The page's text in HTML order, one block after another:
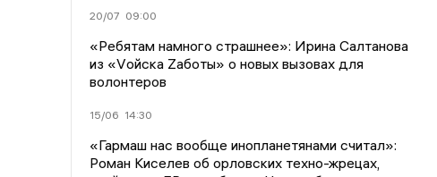
20/07 09:00
«Ребятам намного страшнее»: Ирина Салтанова
из «Vойска Zаботы» о новых вызовах для
волонтеров
15/06 14:30
«Гармаш нас вообще инопланетянами считал»:
Роман Киселев об орловских техно-жрецах,